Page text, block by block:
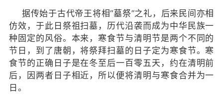
据传始于古代帝王将相“墓祭”之礼，后来民间亦相
仿效，于此日祭祖扫墓，历代沿袭而成为中华民族一
种固定的风俗。本来，寒食节与清明节是两个不同的
节日，到了唐朝，将祭拜扫墓的日子定为寒食节。寒
食节的正确日子是在冬至后一百零五天，约在清明前
后，因两者日子相近，所以便将清明与寒食合并为一
日。